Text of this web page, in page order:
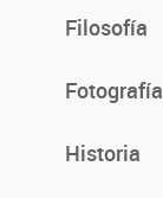
Filosofía
Fotografía
Historia